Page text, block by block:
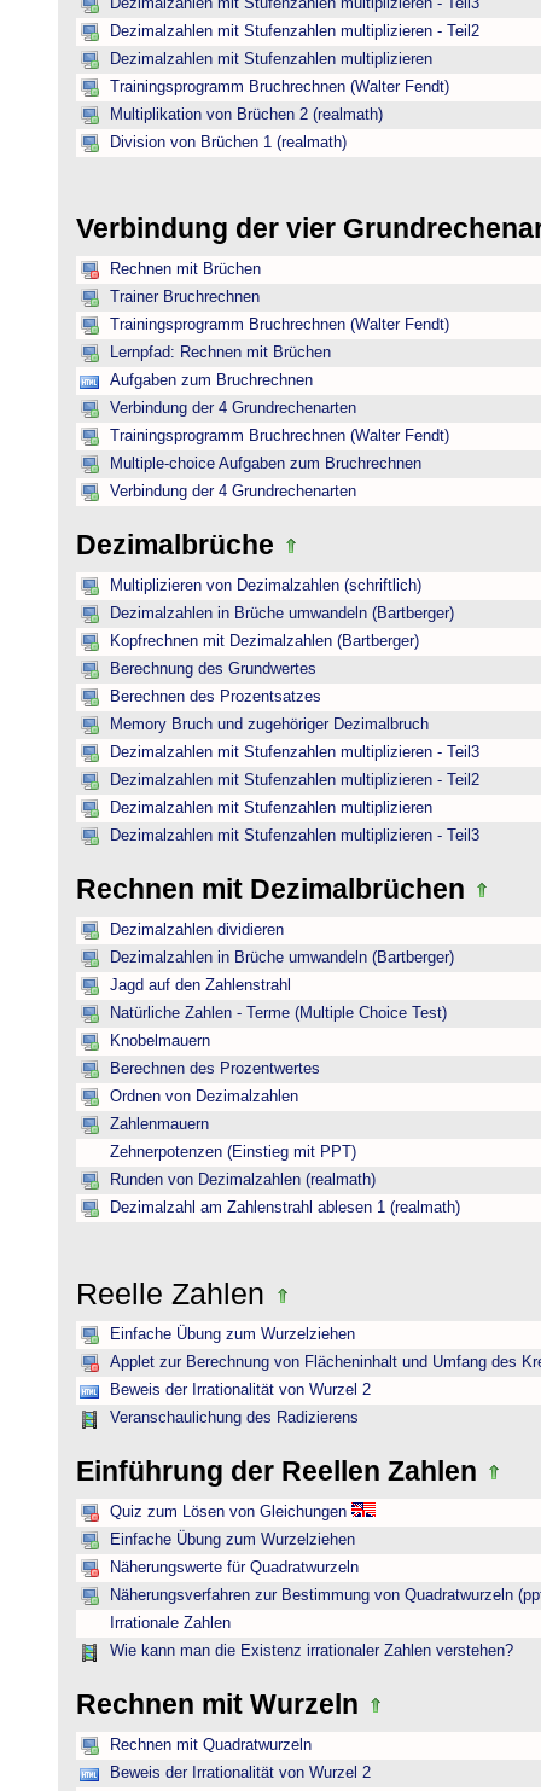
Dezimalzahlen mit Stufenzahlen multiplizieren - Teil3
Dezimalzahlen mit Stufenzahlen multiplizieren - Teil2
Dezimalzahlen mit Stufenzahlen multiplizieren
Trainingsprogramm Bruchrechnen (Walter Fendt)
Multiplikation von Brüchen 2 (realmath)
Division von Brüchen 1 (realmath)
Verbindung der vier
Rechnen mit Brüchen
Trainer Bruchrechnen
Trainingsprogramm Bruchrechnen (Walter Fendt)
Lernpfad: Rechnen mit Brüchen
Aufgaben zum Bruchrechnen
Verbindung der 4 Grundrechenarten
Trainingsprogramm Bruchrechnen (Walter Fendt)
Multiple-choice Aufgaben zum Bruchrechnen
Verbindung der 4 Grundrechenarten
Dezimalbrüche
Multiplizieren von Dezimalzahlen (schriftlich)
Dezimalzahlen in Brüche umwandeln (Bartberger)
Kopfrechnen mit Dezimalzahlen (Bartberger)
Berechnung des Grundwertes
Berechnen des Prozentsatzes
Memory Bruch und zugehöriger Dezimalbruch
Dezimalzahlen mit Stufenzahlen multiplizieren - Teil3
Dezimalzahlen mit Stufenzahlen multiplizieren - Teil2
Dezimalzahlen mit Stufenzahlen multiplizieren
Dezimalzahlen mit Stufenzahlen multiplizieren - Teil3
Rechnen mit Dezimalbrüchen
Dezimalzahlen dividieren
Dezimalzahlen in Brüche umwandeln (Bartberger)
Jagd auf den Zahlenstrahl
Natürliche Zahlen - Terme (Multiple Choice Test)
Knobelmauern
Berechnen des Prozentwertes
Ordnen von Dezimalzahlen
Zahlenmauern
Zehnerpotenzen (Einstieg mit PPT)
Runden von Dezimalzahlen (realmath)
Dezimalzahl am Zahlenstrahl ablesen 1 (realmath)
Reelle Zahlen
Einfache Übung zum Wurzelziehen
Applet zur Berechnung von Flächeninhalt und Umfang des
Beweis der Irrationalität von Wurzel 2
Veranschaulichung des Radizierens
Einführung der Reellen Zahlen
Quiz zum Lösen von Gleichungen
Einfache Übung zum Wurzelziehen
Näherungswerte für Quadratwurzeln
Näherungsverfahren zur Bestimmung von Quadratwurzeln
Irrationale Zahlen
Wie kann man die Existenz irrationaler Zahlen verstehen?
Rechnen mit Wurzeln
Rechnen mit Quadratwurzeln
Beweis der Irrationalität von Wurzel 2